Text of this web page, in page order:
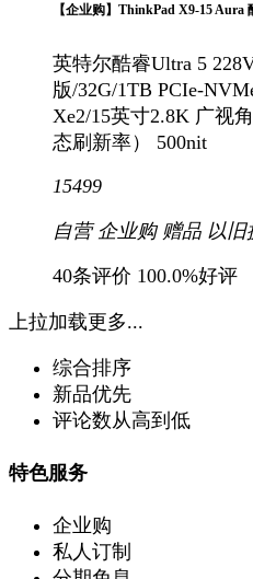
【企业购】ThinkPad X9-15 Aura
英特尔酷睿Ultra 5
版/32G/1TB PCIe-
Xe2/15英寸2.8K 广视
态刷新率） 500nit
15499
自营 企业购 赠品 以旧
40条评价 100.0%好评
上拉加载更多...
综合排序
新品优先
评论数从高到低
特色服务
企业购
私人订制